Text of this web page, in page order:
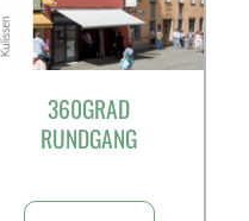
360GRAD
RUNDGANG